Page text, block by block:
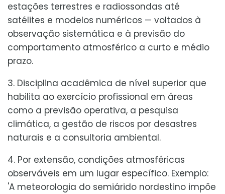
estações terrestres e radiossondas até
satélites e modelos numéricos — voltados à
observação sistemática e à previsão do
comportamento atmosférico a curto e médio
prazo.
3. Disciplina acadêmica de nível superior que
habilita ao exercício profissional em áreas
como a previsão operativa, a pesquisa
climática, a gestão de riscos por desastres
naturais e a consultoria ambiental.
4. Por extensão, condições atmosféricas
observáveis em um lugar específico. Exemplo:
'A meteorologia do semiárido nordestino impõe